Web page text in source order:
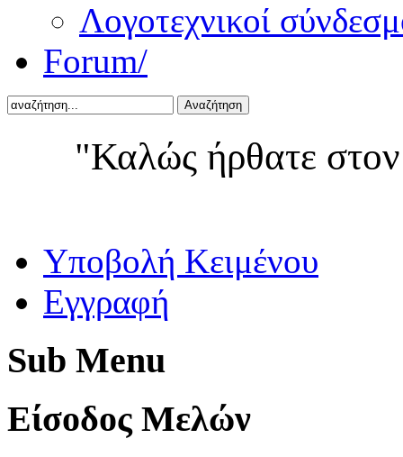
Λογοτεχνικοί
Forum/
Αναζήτηση
"Καλώς ήρθατε
Yποβολή Κειμένου
Εγγραφή
Sub Menu
Eίσοδος Μελών